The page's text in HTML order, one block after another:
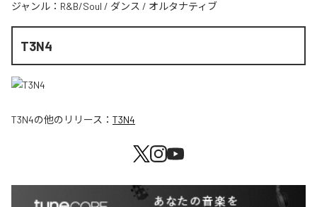
ジャンル： R&B/Soul / ダンス / オルタナティブ
T3N4
T3N4の他のリリース： T3N4